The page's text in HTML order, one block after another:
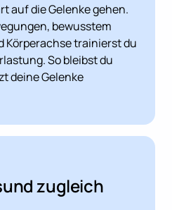
auf die Gelenke gehen.
bewusstem
Körperachse trainierst du
So bleibst du
deine Gelenke
zugleich